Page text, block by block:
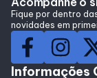
Fique por dentro
novidades em
Informações